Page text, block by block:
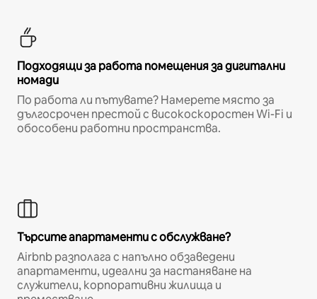
Подходящи за работа помещения за дигитални
номади
По работа ли пътувате? Намерете място за
дългосрочен престой с високоскоростен Wi-Fi и
обособени работни пространства.
Търсите апартаменти с обслужване?
Airbnb разполага с напълно обзаведени
апартаменти, идеални за настаняване на
служители, корпоративни жилища и